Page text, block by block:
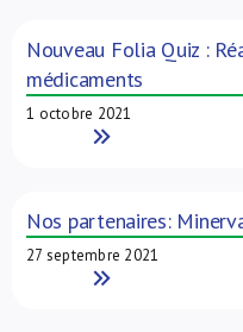
Nouveau Folia Quiz :
médicaments
1 octobre 2021
Read More
Nos partenaires:
27 septembre 2021
Read More